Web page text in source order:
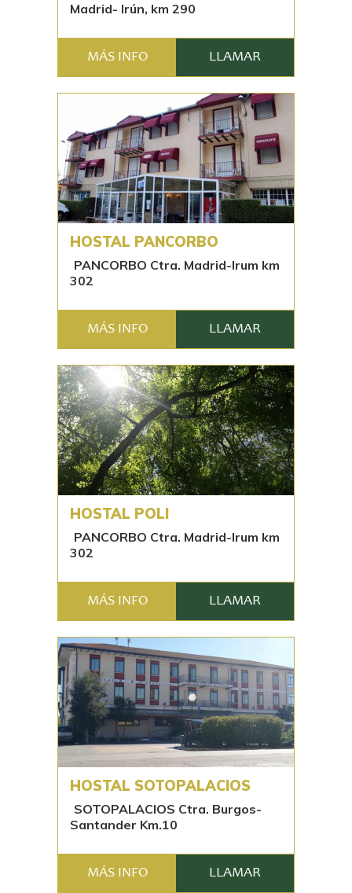
Madrid- Irún, km 290
MÁS INFO LLAMAR
HOSTAL PANCORBO
PANCORBO Ctra. Madrid-Irum km
302
MÁS INFO LLAMAR
HOSTAL POLI
PANCORBO Ctra. Madrid-Irum km
302
MÁS INFO LLAMAR
HOSTAL SOTOPALACIOS
SOTOPALACIOS Ctra. Burgos-
Santander Km.10
MÁS INFO LLAMAR